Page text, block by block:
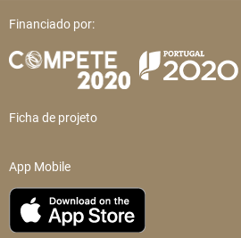
Financiado por:
Ficha de projeto
App Mobile